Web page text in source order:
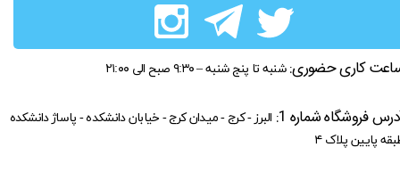
کاری حضوری: شنبه تا پنج شنبه – ۹:۳۰ صبح الی ۲۱:۰۰
فروشگاه شماره 1:
البرز - کرج - میدان کرج - خیابان دانشکده - پاساژ دانشکده
پایین پلاک ۴